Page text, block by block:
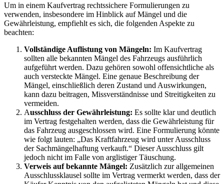
Um in einem Kaufvertrag rechtssichere Formulierungen zu
verwenden, insbesondere im Hinblick auf Mängel und die
Gewährleistung, empfiehlt es sich, die folgenden Aspekte zu
beachten:
Vollständige Auflistung von Mängeln: Im Kaufvertrag
sollten alle bekannten Mängel des Fahrzeugs ausführlich
aufgeführt werden. Dazu gehören sowohl offensichtliche als
auch versteckte Mängel. Eine genaue Beschreibung der
Mängel, einschließlich deren Zustand und Auswirkungen,
kann dazu beitragen, Missverständnisse und Streitigkeiten zu
vermeiden.
Ausschluss der Gewährleistung: Es sollte klar und deutlich
im Vertrag festgehalten werden, dass die Gewährleistung für
das Fahrzeug ausgeschlossen wird. Eine Formulierung könnte
wie folgt lauten: „Das Kraftfahrzeug wird unter Ausschluss
der Sachmängelhaftung verkauft.“ Dieser Ausschluss gilt
jedoch nicht im Falle von arglistiger Täuschung.
Verweis auf bekannte Mängel: Zusätzlich zur allgemeinen
Ausschlussklausel sollte im Vertrag vermerkt werden, dass der